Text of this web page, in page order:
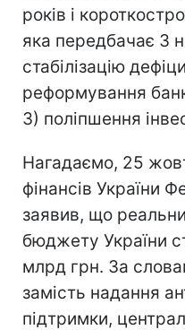
років і
яка передбачає 3
стабілізацію
реформування
3) поліпшення
Нагадаємо, 25
фінансів України
заявив, що
бюджету України
млрд грн. За
замість надання
підтримки,